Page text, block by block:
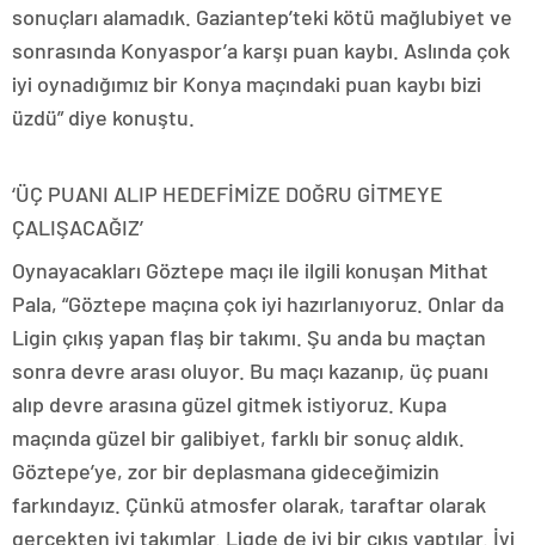
sonuçları alamadık. Gaziantep’teki kötü mağlubiyet ve
sonrasında Konyaspor’a karşı puan kaybı. Aslında çok
iyi oynadığımız bir Konya maçındaki puan kaybı bizi
üzdü” diye konuştu.
‘ÜÇ PUANI ALIP HEDEFİMİZE DOĞRU GİTMEYE
ÇALIŞACAĞIZ’
Oynayacakları Göztepe maçı ile ilgili konuşan Mithat
Pala, “Göztepe maçına çok iyi hazırlanıyoruz. Onlar da
Ligin çıkış yapan flaş bir takımı. Şu anda bu maçtan
sonra devre arası oluyor. Bu maçı kazanıp, üç puanı
alıp devre arasına güzel gitmek istiyoruz. Kupa
maçında güzel bir galibiyet, farklı bir sonuç aldık.
Göztepe’ye, zor bir deplasmana gideceğimizin
farkındayız. Çünkü atmosfer olarak, taraftar olarak
gerçekten iyi takımlar. Ligde de iyi bir çıkış yaptılar. İyi